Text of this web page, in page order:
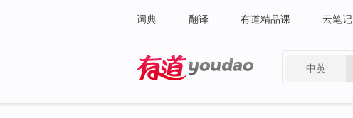
词典 翻译 有道精品课 云笔记
中英